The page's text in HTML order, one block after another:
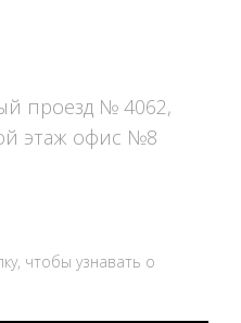
проезд № 4062,
этаж офис №8
чтобы узнавать о